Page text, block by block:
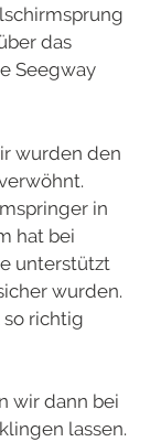
das
Seegway
wurden den
in
hat bei
unterstützt
wurden.
so richtig
wir dann bei
lassen.